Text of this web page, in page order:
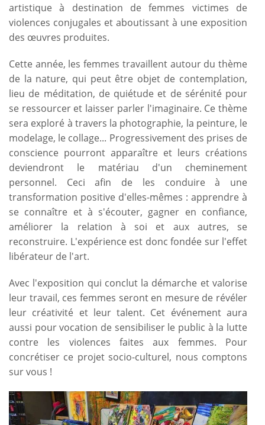
artistique à destination de femmes victimes de
violences conjugales et aboutissant à une exposition
des œuvres produites.
Cette année, les femmes travaillent autour du thème
de la nature, qui peut être objet de contemplation,
lieu de méditation, de quiétude et de sérénité pour
se ressourcer et laisser parler l'imaginaire. Ce thème
sera exploré à travers la photographie, la peinture, le
modelage, le collage... Progressivement des prises de
conscience pourront apparaître et leurs créations
deviendront le matériau d'un cheminement
personnel. Ceci afin de les conduire à une
transformation positive d'elles-mêmes : apprendre à
se connaître et à s'écouter, gagner en confiance,
améliorer la relation à soi et aux autres, se
reconstruire. L'expérience est donc fondée sur l'effet
libérateur de l'art.
Avec l'exposition qui conclut la démarche et valorise
leur travail, ces femmes seront en mesure de révéler
leur créativité et leur talent. Cet événement aura
aussi pour vocation de sensibiliser le public à la lutte
contre les violences faites aux femmes. Pour
concrétiser ce projet socio-culturel, nous comptons
sur vous !